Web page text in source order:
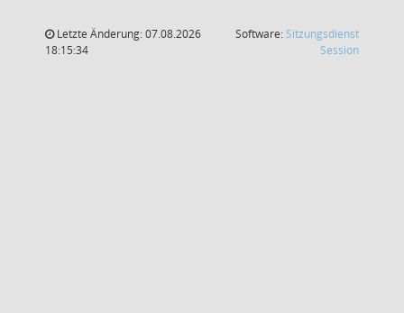
Letzte Änderung: 07.08.2026
18:15:34
Software: Sitzungsdienst
Session(Wird in